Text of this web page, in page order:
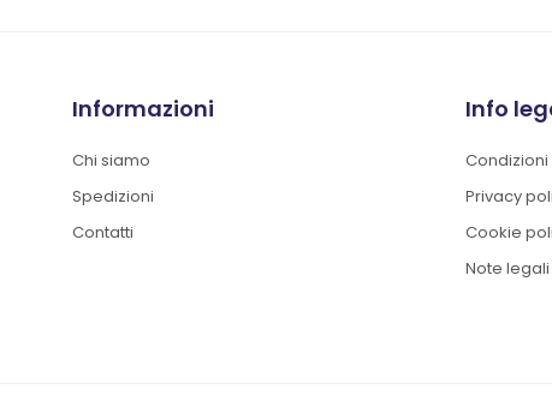
Informazioni
Chi siamo
Spedizioni
Contatti
Info
Condizioni
Privacy
Cookie
Note legali